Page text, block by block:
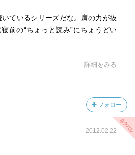
ライス』
人に奉仕してくれていたのか、し
ているシリーズだな。肩の力が抜
前の“ちょっと読み”にちょうどい
詳細をみる
フォロー
2012.02.22